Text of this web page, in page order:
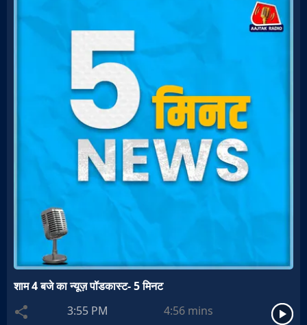
शाम 4 बजे का न्यूज़ पॉडकास्ट- 5 मिनट
3:55 PM
4:56 mins